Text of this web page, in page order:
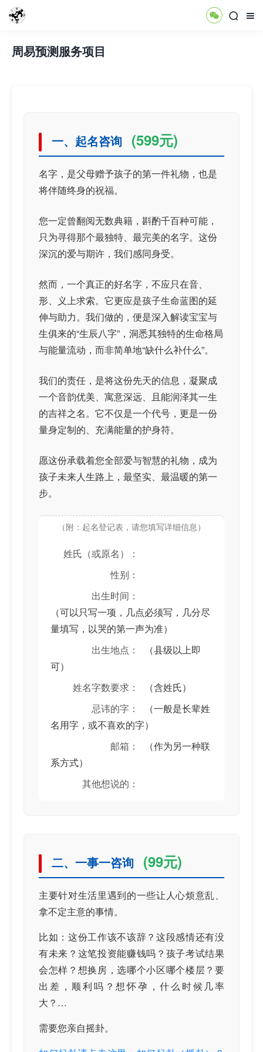



周易预测服务项目
一、起名咨询 (599元)
名字，是父母赠予孩子的第一件礼物，也是
将伴随终身的祝福。
您一定曾翻阅无数典籍，斟酌千百种可能，
只为寻得那个最独特、最完美的名字。这份
深沉的爱与期许，我们感同身受。
然而，一个真正的好名字，不应只在音、
形、义上求索。它更应是孩子生命蓝图的延
伸与助力。我们做的，便是深入解读宝宝与
生俱来的“生辰八字”，洞悉其独特的生命格局
与能量流动，而非简单地“缺什么补什么”。
我们的责任，是将这份先天的信息，凝聚成
一个音韵优美、寓意深远、且能润泽其一生
的吉祥之名。它不仅是一个代号，更是一份
量身定制的、充满能量的护身符。
愿这份承载着您全部爱与智慧的礼物，成为
孩子未来人生路上，最坚实、最温暖的第一
步。
（附：起名登记表，请您填写详细信息）
姓氏（或原名）：
性别：
出生时间：
（可以只写一项，几点必须写，几分尽
量填写，以哭的第一声为准）
出生地点：
（县级以上即
可）
姓名字数要求：
（含姓氏）
忌讳的字：
（一般是长辈姓
名用字，或不喜欢的字）
邮箱：
（作为另一种联
系方式）
其他想说的：
二、一事一咨询 (99元)
主要针对生活里遇到的一些让人心烦意乱、
拿不定主意的事情。
比如：这份工作该不该辞？这段感情还有没
有未来？这笔投资能赚钱吗？孩子考试结果
会怎样？想换房，选哪个小区哪个楼层？要
出差，顺利吗？想怀孕，什么时候几率
大？…
需要您亲自摇卦。